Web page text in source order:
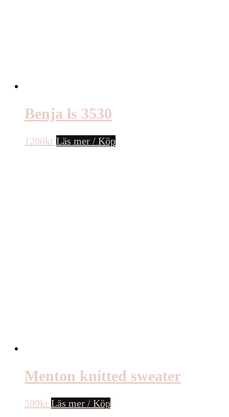
Benja ls 3530
1200kr Läs mer / Köp
Menton knitted sweater
599kr Läs mer / Köp